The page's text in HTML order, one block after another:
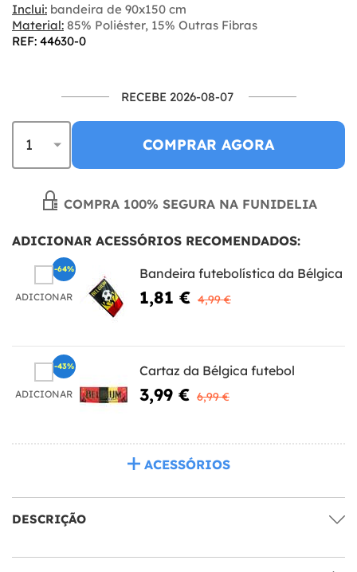
Inclui: bandeira de 90x150 cm
Material: 85% Poliéster, 15% Outras Fibras
REF: 44630-0
RECEBE 2026-08-07
COMPRAR AGORA
COMPRA 100% SEGURA NA FUNIDELIA
ADICIONAR ACESSÓRIOS RECOMENDADOS:
ADICIONAR
Bandeira futebolística da Bélgica
1,81 € 4,99 €
-64%
ADICIONAR
Cartaz da Bélgica futebol
3,99 € 6,99 €
-43%
ACESSÓRIOS
DESCRIÇÃO